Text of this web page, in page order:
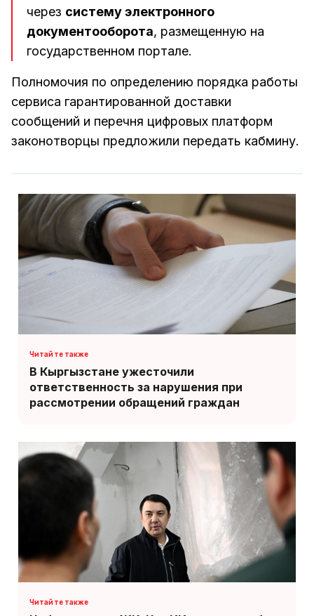
через систему электронного
документооборота, размещенную на
государственном портале.
Полномочия по определению порядка работы
сервиса гарантированной доставки
сообщений и перечня цифровых платформ
законотворцы предложили передать кабмину.
В Кыргызстане ужесточили
ответственность за нарушения при
рассмотрении обращений граждан